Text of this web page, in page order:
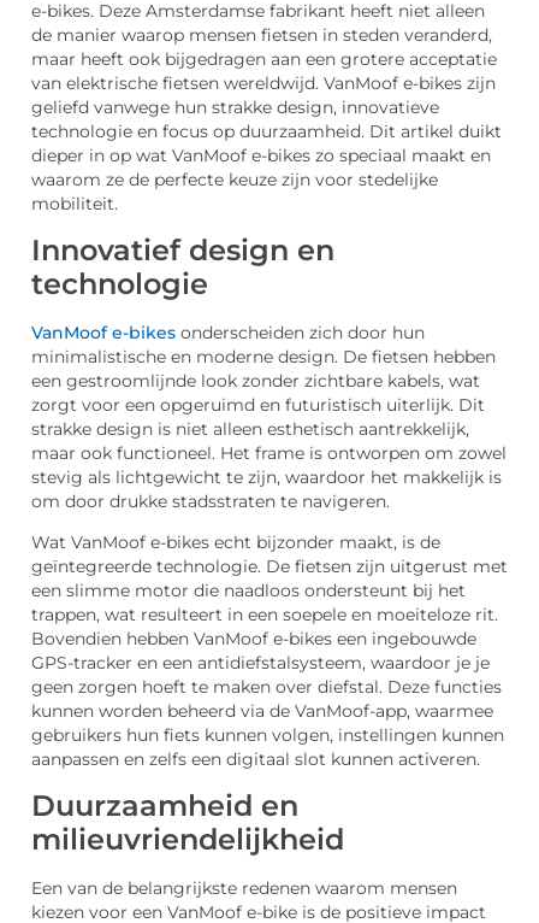
e-bikes. Deze Amsterdamse fabrikant heeft niet alleen
de manier waarop mensen fietsen in steden veranderd,
maar heeft ook bijgedragen aan een grotere acceptatie
van elektrische fietsen wereldwijd. VanMoof e-bikes zijn
geliefd vanwege hun strakke design, innovatieve
technologie en focus op duurzaamheid. Dit artikel duikt
dieper in op wat VanMoof e-bikes zo speciaal maakt en
waarom ze de perfecte keuze zijn voor stedelijke
mobiliteit.
Innovatief design en
technologie
VanMoof e-bikes onderscheiden zich door hun
minimalistische en moderne design. De fietsen hebben
een gestroomlijnde look zonder zichtbare kabels, wat
zorgt voor een opgeruimd en futuristisch uiterlijk. Dit
strakke design is niet alleen esthetisch aantrekkelijk,
maar ook functioneel. Het frame is ontworpen om zowel
stevig als lichtgewicht te zijn, waardoor het makkelijk is
om door drukke stadsstraten te navigeren.
Wat VanMoof e-bikes echt bijzonder maakt, is de
geïntegreerde technologie. De fietsen zijn uitgerust met
een slimme motor die naadloos ondersteunt bij het
trappen, wat resulteert in een soepele en moeiteloze rit.
Bovendien hebben VanMoof e-bikes een ingebouwde
GPS-tracker en een antidiefstalsysteem, waardoor je je
geen zorgen hoeft te maken over diefstal. Deze functies
kunnen worden beheerd via de VanMoof-app, waarmee
gebruikers hun fiets kunnen volgen, instellingen kunnen
aanpassen en zelfs een digitaal slot kunnen activeren.
Duurzaamheid en
milieuvriendelijkheid
Een van de belangrijkste redenen waarom mensen
kiezen voor een VanMoof e-bike is de positieve impact